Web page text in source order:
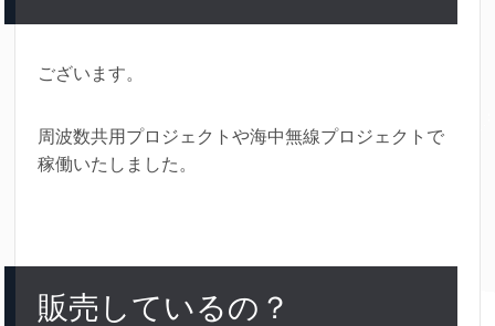
ございます。
周波数共用プロジェクトや海中無線プロジェクトで
稼働いたしました。
販売しているの？